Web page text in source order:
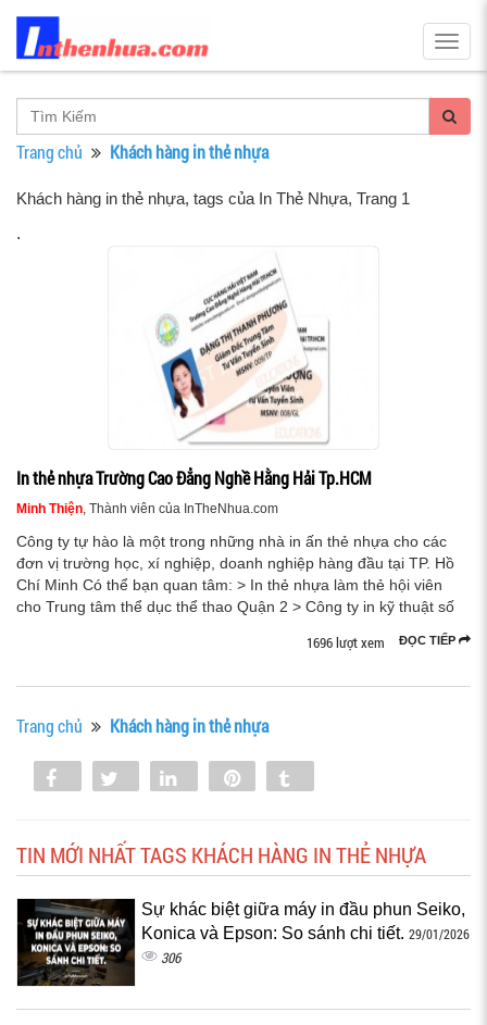
Trang chủ Khách hàng in thẻ nhựa
Khách hàng in thẻ nhựa, tags của In Thẻ Nhựa, Trang 1
.
In thẻ nhựa Trường Cao Đẳng Nghề Hằng Hải Tp.HCM
Minh Thiện, Thành viên của InTheNhua.com
Công ty tự hào là một trong những nhà in ấn thẻ nhựa cho các
đơn vị trường học, xí nghiệp, doanh nghiệp hàng đầu tại TP. Hồ
Chí Minh Có thể bạn quan tâm: > In thẻ nhựa làm thẻ hội viên
cho Trung tâm thể dục thể thao Quận 2 > Công ty in kỹ thuật số
ĐỌC TIẾP
1696 lượt xem
Trang chủ Khách hàng in thẻ nhựa
Share Tweet Share
TIN MỚI NHẤT TAGS KHÁCH HÀNG IN THẺ NHỰA
Sự khác biệt giữa máy in đầu phun Seiko,
Konica và Epson: So sánh chi tiết. 29/01/2026
306